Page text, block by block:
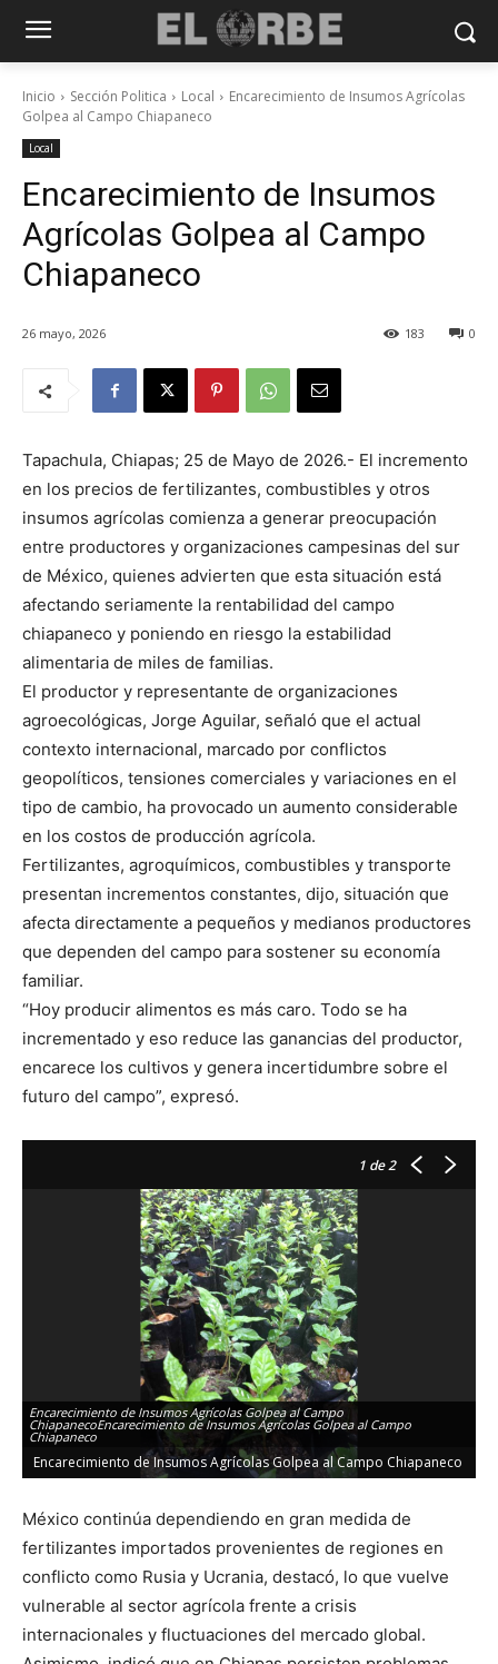
Inicio Sección Politica Local
Encarecimiento de Insumos Agrícolas
Golpea al Campo Chiapaneco
Local
Encarecimiento de Insumos
Agrícolas Golpea al Campo
Chiapaneco
26 mayo, 2026 0
183
Tapachula, Chiapas; 25 de Mayo de 2026.- El incremento
en los precios de fertilizantes, combustibles y otros
insumos agrícolas comienza a generar preocupación
entre productores y organizaciones campesinas del sur
de México, quienes advierten que esta situación está
afectando seriamente la rentabilidad del campo
chiapaneco y poniendo en riesgo la estabilidad
alimentaria de miles de familias.
El productor y representante de organizaciones
agroecológicas, Jorge Aguilar, señaló que el actual
contexto internacional, marcado por conflictos
geopolíticos, tensiones comerciales y variaciones en el
tipo de cambio, ha provocado un aumento considerable
en los costos de producción agrícola.
Fertilizantes, agroquímicos, combustibles y transporte
presentan incrementos constantes, dijo, situación que
afecta directamente a pequeños y medianos productores
que dependen del campo para sostener su economía
familiar.
“Hoy producir alimentos es más caro. Todo se ha
incrementado y eso reduce las ganancias del productor,
encarece los cultivos y genera incertidumbre sobre el
futuro del campo”, expresó.
1 de 2
Encarecimiento de Insumos Agrícolas Golpea al Campo
ChiapanecoEncarecimiento de Insumos Agrícolas Golpea al Campo
Chiapaneco
Encarecimiento de Insumos Agrícolas Golpea al Campo Chiapaneco
México continúa dependiendo en gran medida de
fertilizantes importados provenientes de regiones en
conflicto como Rusia y Ucrania, destacó, lo que vuelve
vulnerable al sector agrícola frente a crisis
internacionales y fluctuaciones del mercado global.